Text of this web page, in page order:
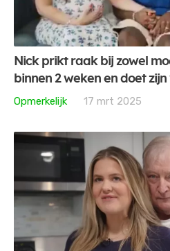
Nick prikt raak bij zowel
binnen 2 weken en doet zijn
Opmerkelijk
17 mrt 2025